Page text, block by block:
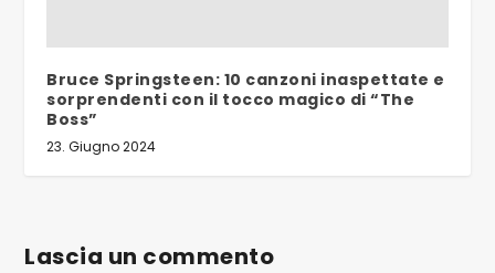
Bruce Springsteen: 10 canzoni inaspettate e
sorprendenti con il tocco magico di “The
Boss”
23. Giugno 2024
Lascia un commento